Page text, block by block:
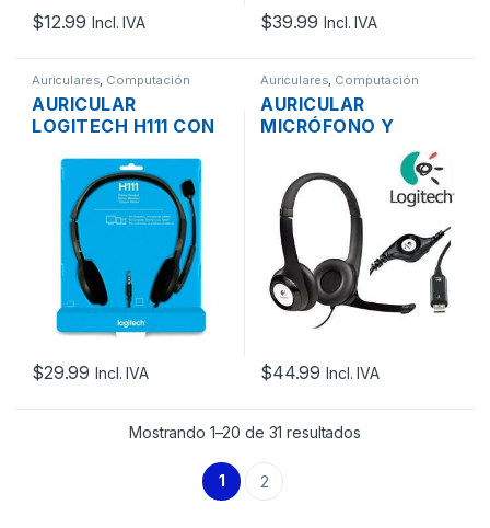
$12.99 Incl. IVA $39.99 Incl. IVA
Auriculares Computación
AURICULAR
LOGITECH H111 CON
3.5MM
$29.99 Incl. IVA
Auriculares Computación
AURICULAR
MICRÓFONO Y
VOLUMEN LOGITECH
H390 USB
$44.99 Incl. IVA
Mostrando 1–20 de 31 resultados
1 2